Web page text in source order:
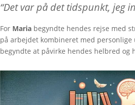
“Det var på det tidspunkt, jeg
For Maria begyndte hendes rejse med
på arbejdet kombineret med
begyndte at påvirke hendes helbred og